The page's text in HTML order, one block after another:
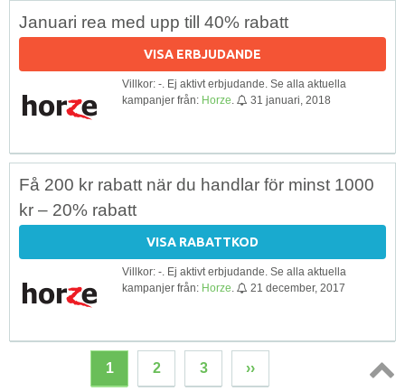
Januari rea med upp till 40% rabatt
VISA ERBJUDANDE
Villkor: -. Ej aktivt erbjudande. Se alla aktuella
kampanjer från: Horze 31 januari, 2018
Få 200 kr rabatt när du handlar för minst 1000
kr – 20% rabatt
VISA RABATTKOD
Villkor: -. Ej aktivt erbjudande. Se alla aktuella
kampanjer från: Horze 21 december, 2017
1 2 3 ››